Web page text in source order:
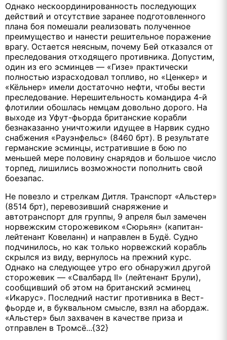
Однако нескоординированность последующих
действий и отсутствие заранее подготовленного
плана боя помешали реализовать полученное
преимущество и нанести решительное поражение
врагу. Остается неясным, почему Бей отказался от
преследования отходящего противника. Допустим,
один из его эсминцев — «Гизе» практически
полностью израсходовал топливо, но «Ценкер» и
«Кёльнер» имели достаточно нефти, чтобы вести
преследование. Нерешительность командира 4-й
флотилии обошлась немцам довольно дорого. На
выходе из Уфут-фьорда британские корабли
безнаказанно уничтожили идущее в Нарвик судно
снабжения «Рауэнфельс» (8460 брт). В результате
германские эсминцы, истратившие в бою по
меньшей мере половину снарядов и большое число
торпед, лишились возможности пополнить свой
боезапас.
Не повезло и стрелкам Дитля. Транспорт «Альстер»
(8514 брт), перевозивший снаряжение и
автотранспорт для группы, 9 апреля был замечен
норвежским сторожевиком «Сюрьян» (капитан-
лейтенант Ковеланн) и направлен в Будё. Судно
подчинилось, но как только норвежский корабль
скрылся из виду, вернулось на прежний курс.
Однако на следующее утро его обнаружил другой
сторожевик — «Свалбард II» (лейтенант Брули),
сообщивший об этом на британский эсминец
«Икарус». Последний настиг противника в Вест-
фьорде и, в буквальном смысле, взял на абордаж.
«Альстер» был захвачен в качестве приза и
отправлен в Тромсё...{32}